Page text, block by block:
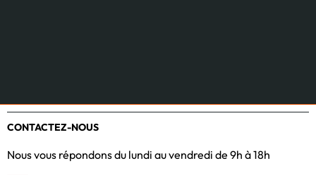
CONTACTEZ-NOUS
Nous vous répondons du lundi au vendredi de 9h à 18h